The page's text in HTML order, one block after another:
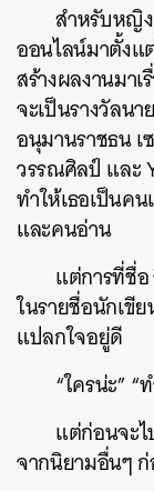
สำหรับหญิ
ออนไลน์มาตั้งแ
สร้างผลงานมา
จะเป็นรางวัลน
อนุมานราชธน เ
วรรณศิลป์ และ
ทำให้เธอเป็นค
และคนอ่าน
แต่การที่ชื่อ
ในรายชื่อนักเขี
แปลกใจอยู่ดี
“ใครน่ะ” “
แต่ก่อนจะไ
จากนิยามอื่นๆ